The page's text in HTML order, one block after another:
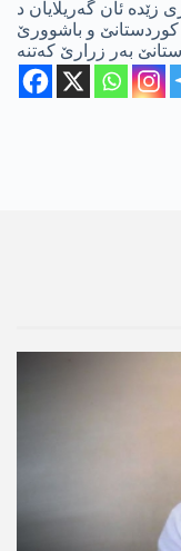
زێده‌ ئان گه‌ریلایان د
كوردستانێ و باشوورێ